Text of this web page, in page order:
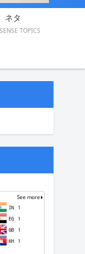
ネタ
TOPICS